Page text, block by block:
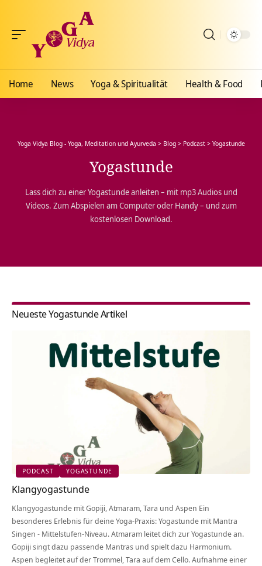
Home News Yoga & Spiritualität Health & Food
Yoga Vidya Blog - Yoga, Meditation und Ayurveda > Blog> Podcast> Yogastunde
Yogastunde
Lass dich zu einer Yogastunde anleiten – mit mp3 Audios und
Videos. Zum Abspielen am Computer oder Handy – und zum
kostenlosen Download.
Neueste Yogastunde Artikel
PODCAST YOGASTUNDE
Klangyogastunde
Klangyogastunde mit Gopiji, Atmaram, Tara und Aspen Ein
besonderes Erlebnis für deine Yoga-Praxis: Yogastunde mit Mantra
Singen - Mittelstufen-Niveau. Atmaram leitet dich zur Yogastunde an.
Gopiji singt dazu passende Mantras und spielt dazu Harmonium.
Aspen begleitet auf der Trommel, Tara auf dem Cello. Aufnahme einer